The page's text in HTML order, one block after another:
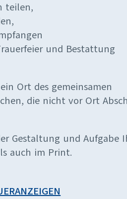
teilen,
und Bestattung
Ort des gemeinsamen
die nicht vor Ort
Gestaltung und Aufgabe
auch im Print.